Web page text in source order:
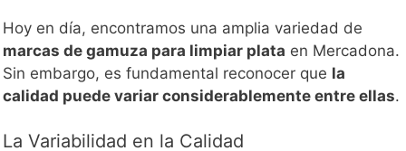
Hoy en día, encontramos una amplia variedad de
marcas de gamuza para limpiar plata en Mercadona.
Sin embargo, es fundamental reconocer que la
calidad puede variar considerablemente entre ellas.
La Variabilidad en la Calidad